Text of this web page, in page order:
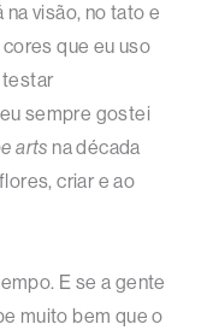
visão, no tato e
que eu uso
testar
sempre gostei
arts na década
criar e ao
E se a gente
muito bem que o